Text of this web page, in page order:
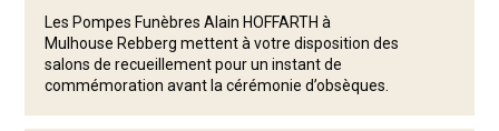
Les Pompes Funèbres Alain HOFFARTH à
Mulhouse Rebberg mettent à votre disposition des
salons de recueillement pour un instant de
commémoration avant la cérémonie d’obsèques.